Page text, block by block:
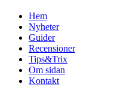
Hem
Nyheter
Guider
Recensioner
Tips&Trix
Om sidan
Kontakt